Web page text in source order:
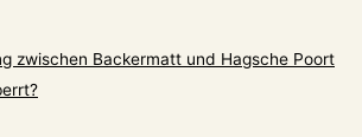
zwischen Backermatt und Hagsche Poort